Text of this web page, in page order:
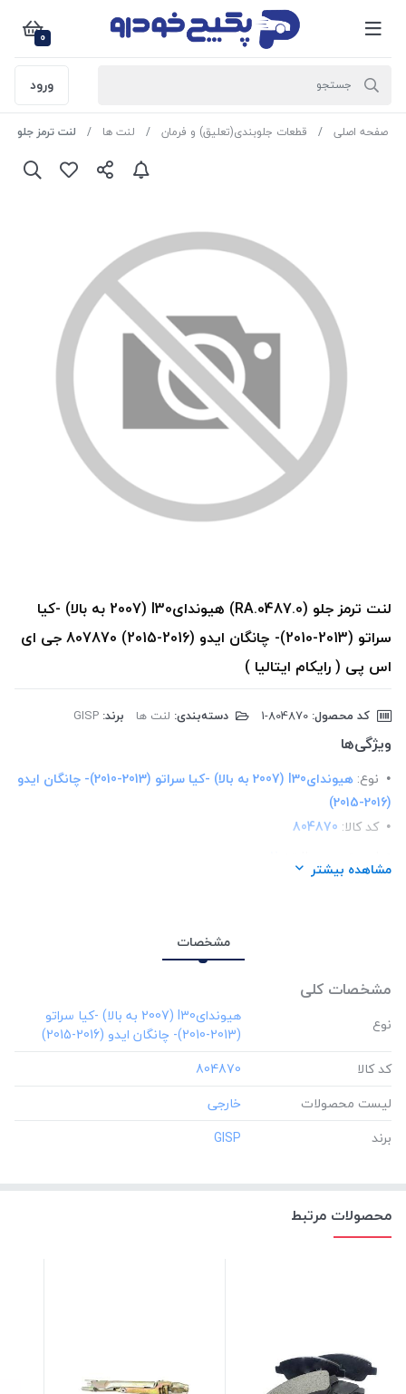
0
ورود
صفحه اصلی قطعات جلوبندی(تعلیق) و فرمان لنت ها لنت ترمز جلو (RA.0487.0) هیوندایI30 (2007 به بالا) -کیا سراتو (2013-2010)- چانگان ایدو (2016-2015) 807870 جی ای اس پی ( رایکام ایتالیا )
لنت ترمز جلو (RA.0487.0) هیوندایI30 (2007 به بالا) -کیا
سراتو (2013-2010)- چانگان ایدو (2016-2015) 807870 جی ای
اس پی ( رایکام ایتالیا )
کد محصول: دسته‌بندی: لنت ها برند: GISP
ویژگی‌ها
نوع:
هیوندایI30 (2007 به بالا) -کیا سراتو (2013-2010)- چانگان ایدو
(2016-2015)
کد کالا: 804870
GISP
مشاهده بیشتر
مشخصات
مشخصات کلی
نوع
‎هیوندایI30 (2007 به بالا) -کیا سراتو
(2013-2010)- چانگان ایدو (2016-2015)
کد کالا
‎804870
لیست محصولات
برند
‎GISP
محصولات مرتبط